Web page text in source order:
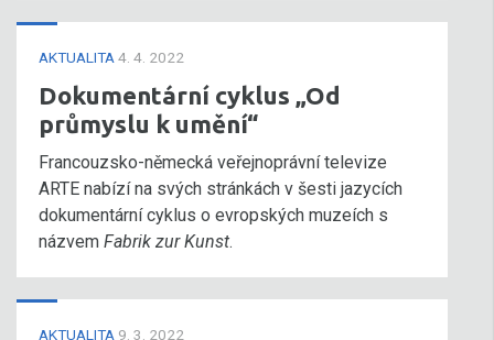
AKTUALITA 4. 4. 2022
Dokumentární cyklus „Od
průmyslu k umění“
Francouzsko-německá veřejnoprávní televize
ARTE nabízí na svých stránkách v šesti jazycích
dokumentární cyklus o evropských muzeích s
názvem Fabrik zur Kunst.
AKTUALITA 9. 3. 2022